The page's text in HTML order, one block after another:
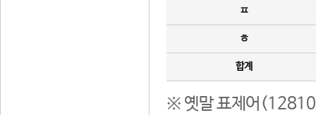
ㅍ
ㅎ
합계
※ 옛말 표제어(12810